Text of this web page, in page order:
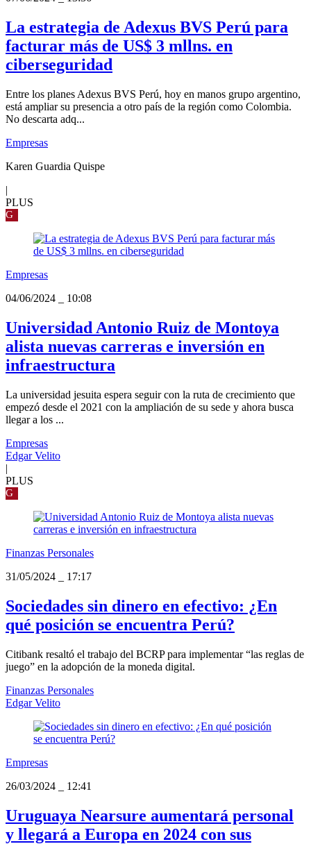
La estrategia de Adexus BVS Perú para
facturar más de US$ 3 mllns. en
ciberseguridad
Entre los planes Adexus BVS Perú, hoy en manos grupo argentino,
está ampliar su presencia a otro país de la región como Colombia.
No descarta adq...
Empresas
Karen Guardia Quispe
|
PLUS
G
Empresas
04/06/2024
10:08
Universidad Antonio Ruiz de Montoya
alista nuevas carreras e inversión en
infraestructura
La universidad jesuita espera seguir con la ruta de crecimiento que
empezó desde el 2021 con la ampliación de su sede y ahora busca
llegar a los ...
Empresas
Edgar Velito
|
PLUS
G
Finanzas Personales
31/05/2024
17:17
Sociedades sin dinero en efectivo: ¿En
qué posición se encuentra Perú?
Citibank resaltó el trabajo del BCRP para implementar “las reglas de
juego” en la adopción de la moneda digital.
Finanzas Personales
Edgar Velito
Empresas
26/03/2024
12:41
Uruguaya Nearsure aumentará personal
y llegará a Europa en 2024 con sus